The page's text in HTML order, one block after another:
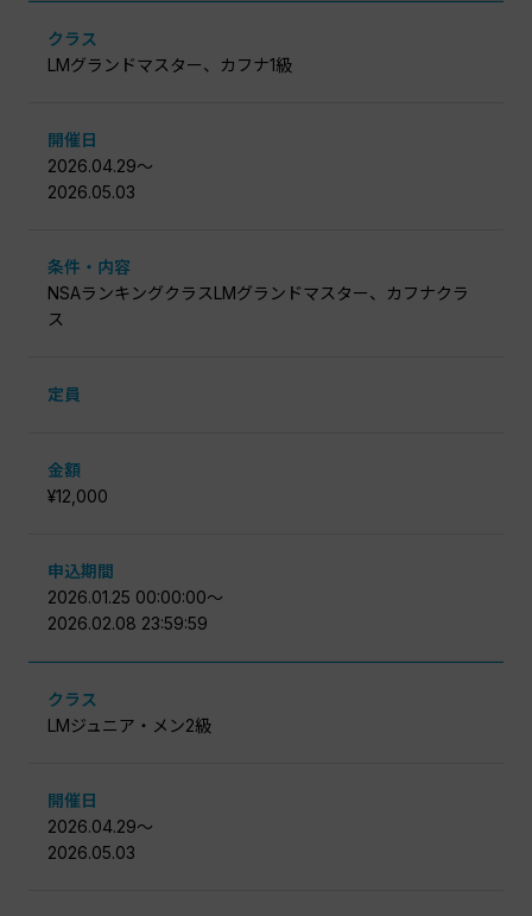
クラス
LMグランドマスター、カフナ1級
開催日
2026.04.29〜
2026.05.03
条件・内容
NSAランキングクラスLMグランドマスター、カフナクラ
ス
定員
金額
¥12,000
申込期間
2026.01.25 00:00:00〜
2026.02.08 23:59:59
クラス
LMジュニア・メン2級
開催日
2026.04.29〜
2026.05.03